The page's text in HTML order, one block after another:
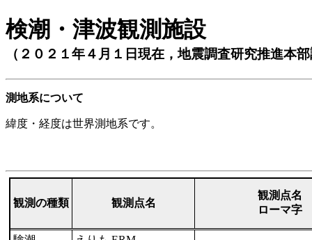
検潮・津波観測施設
（２０２１年４月１日現在，地震調査研究推進本
測地系について
緯度・経度は世界測地系です。
観測の種類 観測点名
観測点名
ローマ字